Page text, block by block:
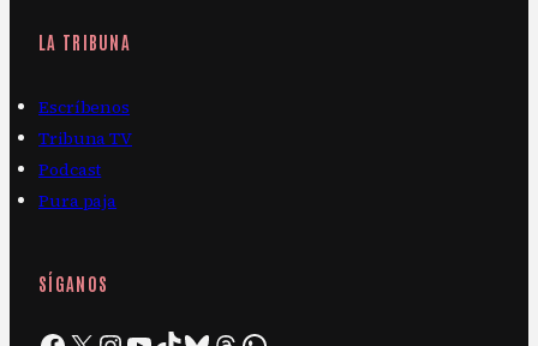
LA TRIBUNA
Escríbenos
Tribuna TV
Podcast
Pura paja
SÍGANOS